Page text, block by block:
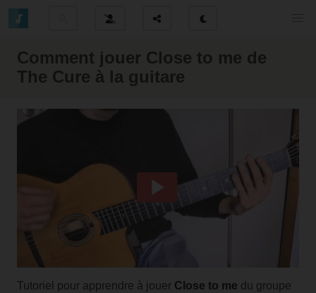
Comment jouer Close to me de
The Cure à la guitare
Tutoriel pour apprendre à jouer Close to me du groupe